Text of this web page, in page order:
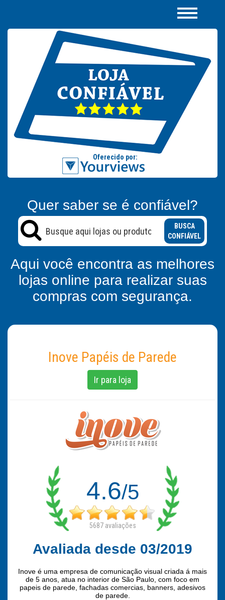
Quer saber se é confiável?
BUSCA
CONFIÁVEL
Aqui você encontra as melhores
lojas online para realizar suas
compras com segurança.
Inove Papéis de Parede
Ir para loja
4.6/5
5687avaliações
Avaliada desde 03/2019
Inove é uma empresa de comunicação visual criada á mais
de 5 anos, atua no interior de São Paulo, com foco em
papeis de parede, fachadas comercias, banners, adesivos
de parede.